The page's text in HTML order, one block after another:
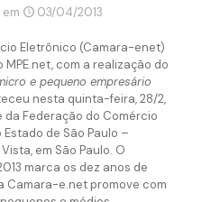
em 03/04/2013
Eletrônico (Camara-enet)
com a realização do
e pequeno empresário
nesta quinta-feira, 28/2,
da Federação do Comércio
Estado de São Paulo –
em São Paulo. O
marca os dez anos de
Camara-e.net promove com